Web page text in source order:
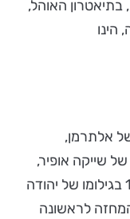
בתיאטרון האוהל,
אלתרמן,
1965 בגילומו של שייקה אופיר,
ואחר כך בתיאטרון הבימה בשנת 1977 בגילומו של יהודה
המחזה לראשונה